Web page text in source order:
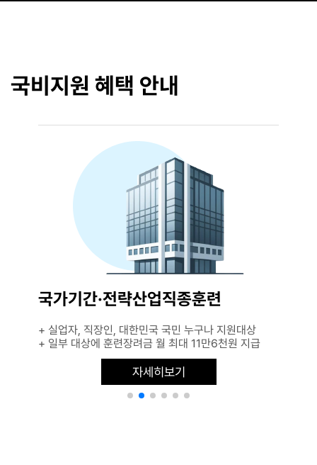
국비지원 혜택 안내
국가기간·전략산업직종훈련
+ 실업자, 직장인, 대한민국 국민 누구나 지원대상
+ 일부 대상에 훈련장려금 월 최대 11만6천원 지급
자세히보기